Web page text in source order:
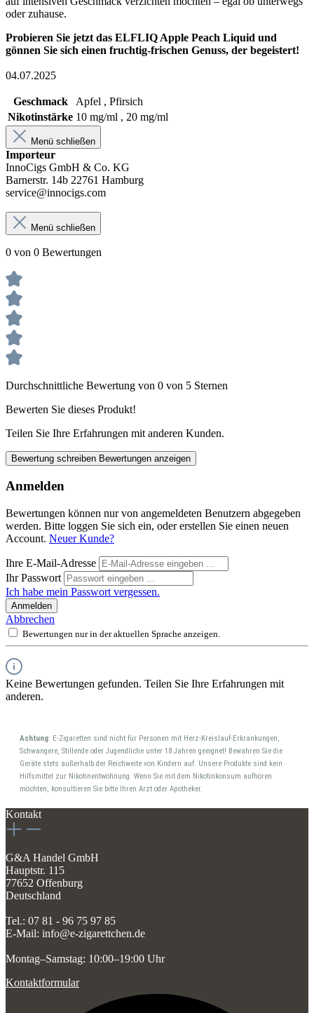
oder zuhause.
Probieren Sie jetzt das ELFLIQ Apple Peach Liquid und
gönnen Sie sich einen fruchtig-frischen Genuss, der begeistert!
04.07.2025
Geschmack
Apfel , Pfirsich
Nikotinstärke 10 mg/ml , 20 mg/ml
Menü schließen
Importeur
InnoCigs GmbH & Co. KG
Barnerstr. 14b 22761 Hamburg
service@innocigs.com
Menü schließen
0 von 0 Bewertungen
Durchschnittliche Bewertung von 0 von 5 Sternen
Bewerten Sie dieses Produkt!
Teilen Sie Ihre Erfahrungen mit anderen Kunden.
Bewertung schreiben Bewertungen anzeigen
Anmelden
Bewertungen können nur von angemeldeten Benutzern abgegeben
werden. Bitte loggen Sie sich ein, oder erstellen Sie einen neuen
Account. Neuer Kunde?
Ihre E-Mail-Adresse
Ihr Passwort
Ich habe mein Passwort vergessen.
Anmelden
Abbrechen
Bewertungen nur in der aktuellen Sprache anzeigen.
Keine Bewertungen gefunden. Teilen Sie Ihre Erfahrungen mit
anderen.
Achtung: E-Zigaretten sind nicht für Personen mit Herz-Kreislauf-Erkrankungen,
Schwangere, Stillende oder Jugendliche unter 18 Jahren geeignet! Bewahren Sie die
Geräte stets außerhalb der Reichweite von Kindern auf. Unsere Produkte sind kein
Hilfsmittel zur Nikotinentwöhnung. Wenn Sie mit dem Nikotinkonsum aufhören
möchten, konsultieren Sie bitte Ihren Arzt oder Apotheker.
Kontakt
G&A Handel GmbH
Hauptstr. 115
77652 Offenburg
Deutschland
Tel.: 07 81 - 96 75 97 85
E-Mail: info@e-zigarettchen.de
Montag–Samstag: 10:00–19:00 Uhr
Kontaktformular